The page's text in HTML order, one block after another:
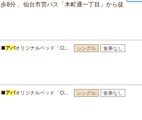
8分 、仙台市営バス「木町通一丁目」から徒
■アパオリジナルベッド「Cl… シングル 食事なし
■アパオリジナルベッド「Cl… シングル 食事なし